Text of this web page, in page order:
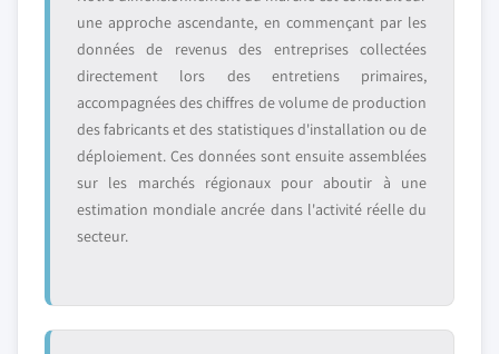
une approche ascendante, en commençant par les
données de revenus des entreprises collectées
directement lors des entretiens primaires,
accompagnées des chiffres de volume de production
des fabricants et des statistiques d'installation ou de
déploiement. Ces données sont ensuite assemblées
sur les marchés régionaux pour aboutir à une
estimation mondiale ancrée dans l'activité réelle du
secteur.